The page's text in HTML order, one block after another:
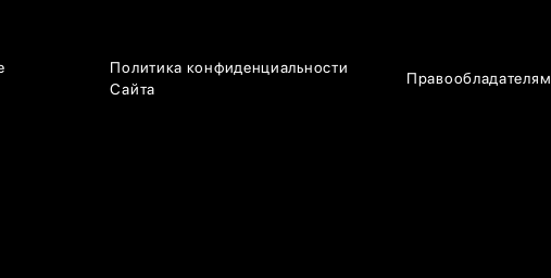
Политика конфиденциальности
Сайта
Правообладателям